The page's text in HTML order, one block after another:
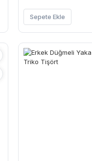
Sepete Ekle